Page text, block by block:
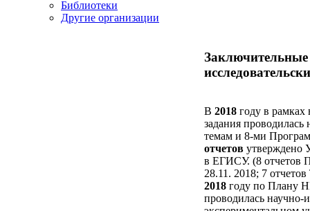
Библиотеки
Другие организации
В 2018 году в рамках
задания проводилась
темам и 8-ми
отчетов утверждено
в ЕГИСУ. (8 отчетов
28.11. 2018; 7
2018 году по Плану
проводилась научно-